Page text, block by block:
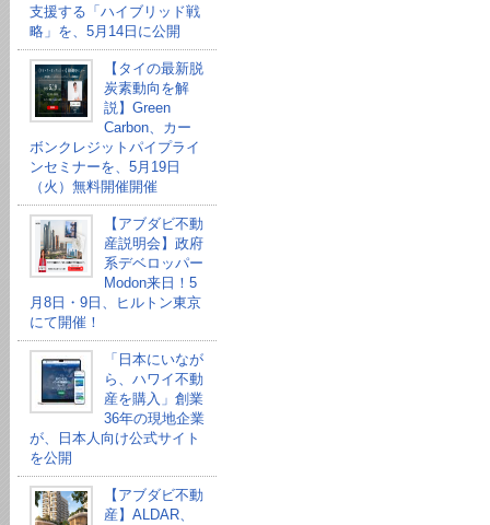
支援する「ハイブリッド戦
略」を、5月14日に公開
【タイの最新脱
炭素動向を解
説】Green
Carbon、カー
ボンクレジットパイプライ
ンセミナーを、5月19日
（火）無料開催開催
【アブダビ不動
産説明会】政府
系デベロッパー
Modon来日！5
月8日・9日、ヒルトン東京
にて開催！
「日本にいなが
ら、ハワイ不動
産を購入」創業
36年の現地企業
が、日本人向け公式サイト
を公開
【アブダビ不動
産】ALDAR、